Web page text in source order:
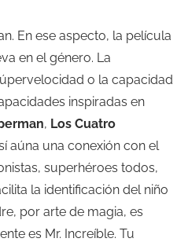
En ese aspecto, la película
en el género. La
o la capacidad
inspiradas en
, Los Cuatro
aúna una conexión con el
superhéroes todos,
la identificación del niño
por arte de magia, es
es Mr. Increíble. Tu